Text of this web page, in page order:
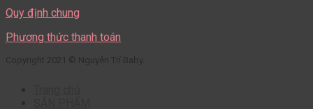
Quy định chung
Phương thức thanh toán
Copyright 2021 © Nguyên Trí Baby.